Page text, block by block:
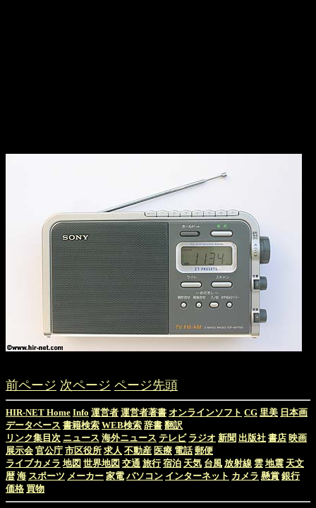
前ページ 次ページ ページ先頭
HIR-NET Home Info 運営者 運営者著書 オンラインソフト CG 里美 日本画
データベース 書籍検索 WEB検索 辞書 翻訳
リンク集目次 ニュース 海外ニュース テレビ ラジオ 新聞 出版社 書店 映画
展示会 官公庁 市区役所 求人 不動産 医療 電話 郵便
ライブカメラ 地図 世界地図 交通 旅行 宿泊 天気 台風 放射線 雲 地震 天文
暦 海 スポーツ メーカー 家電 パソコン インターネット カメラ 懸賞 銀行
価格 買物